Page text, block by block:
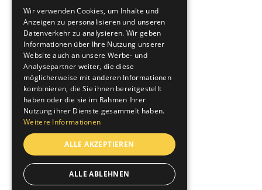
Wir verwenden Cookies, um Inhalte und
Anzeigen zu personalisieren und unseren
Datenverkehr zu analysieren. Wir geben
Informationen über Ihre Nutzung unserer
Website auch an unsere Werbe- und
Analysepartner weiter, die diese
möglicherweise mit anderen Informationen
kombinieren, die Sie ihnen bereitgestellt
haben oder die sie im Rahmen Ihrer
Nutzung ihrer Dienste gesammelt haben.
Weitere Informationen
ALLE AKZEPTIEREN
ALLE ABLEHNEN